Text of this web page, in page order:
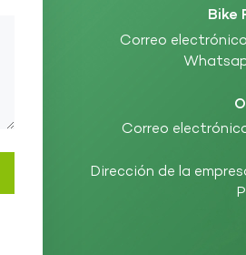
Bike
Correo
Correo
Dirección de la